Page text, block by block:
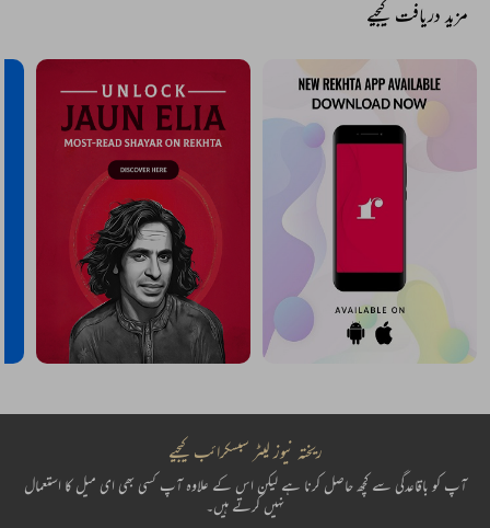
مزید دریافت کیجیے
ریختہ نیوز لیٹر سبسکرائب کیجیے
آپ کو باقاعدگی سے کچھ حاصل کرنا ہے لیکن اس کے علاوہ آپ کسی بھی ای میل کا استعمال
نہیں کرتے ہیں۔